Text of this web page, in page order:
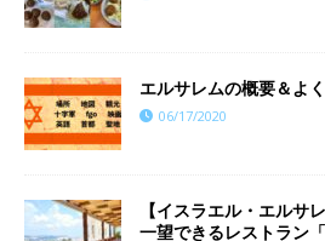
エルサレムの概要＆よ
06/17/2020
【イスラエル・エルサ
一望できるレストラン